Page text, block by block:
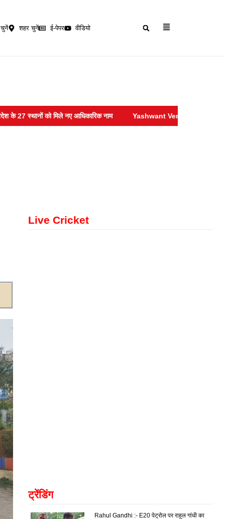
चुनें शहर चुनें ई-पेपर वीडियो
नए आधिकारिक नाम Yashwant Verma :- सुप्रीम कोर्ट ने खारिज की
Live Cricket
ट्रेंडिंग
Rahul Gandhi :- E20 पेट्रोल पर राहुल गांधी का